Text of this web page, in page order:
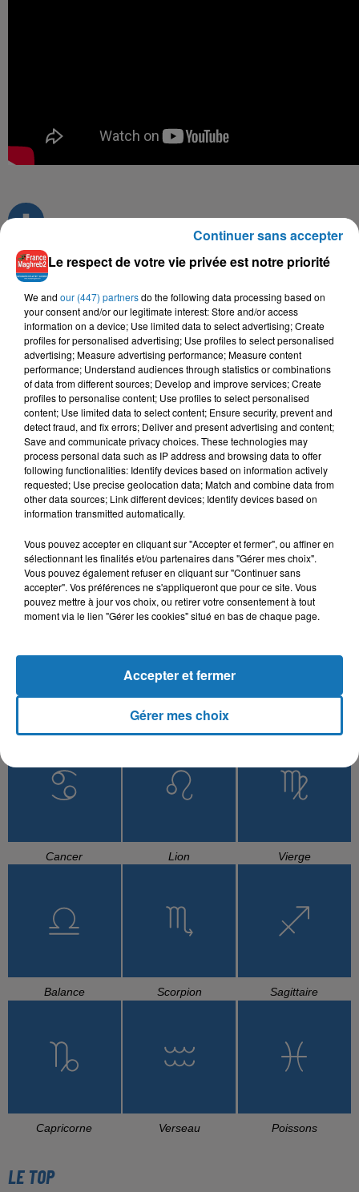
TITRES DIFFUSÉS
10h09
10h09
CHEB MANI EL OUJDI
Arwahi
10h05
10h05
SAMIRA SAID
Hawa Hawa
10h02
10h02
SALAH EL BACHA
Achriyet
L'HOROSCOPE
Taureau
Cancer Lion Vierge
Balance Scorpion Sagittaire
Capricorne Verseau Poissons
LE TOP
Le respect de votre vie privée est notre priorité
We and our (447) partnersdo the following data processing based on
your consent and/or our legitimate interest: Store and/or access
information on a device; Use limited data to select advertising; Create
profiles for personalised advertising; Use profiles to select personalised
advertising; Measure advertising performance; Measure content
performance; Understand audiences through statistics or combinations
of data from different sources; Develop and improve services; Create
profiles to personalise content; Use profiles to select personalised
content; Use limited data to select content; Ensure security, prevent and
detect fraud, and fix errors; Deliver and present advertising and content;
Save and communicate privacy choices. These technologies may
process personal data such as IP address and browsing data to offer
following functionalities: Identify devices based on information actively
requested; Use precise geolocation data; Match and combine data from
other data sources; Link different devices; Identify devices based on
information transmitted automatically.
Vous pouvez accepter en cliquant sur "Accepter et fermer", ou affiner en
sélectionnant les finalités et/ou partenaires dans "Gérer mes choix".
Vous pouvez également refuser en cliquant sur "Continuer sans
accepter". Vos préférences ne s'appliqueront que pour ce site. Vous
pouvez mettre à jour vos choix, ou retirer votre consentement à tout
moment via le lien "Gérer les cookies" situé en bas de chaque page.
Gérer mes choix
Accepter et fermer
Continuer sans accepter